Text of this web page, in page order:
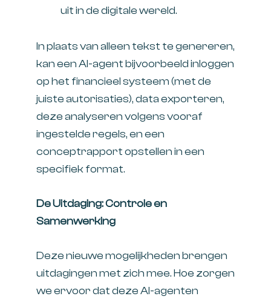
uit in de digitale wereld.
In plaats van alleen tekst te genereren,
kan een AI-agent bijvoorbeeld inloggen
op het financieel systeem (met de
juiste autorisaties), data exporteren,
deze analyseren volgens vooraf
ingestelde regels, en een
conceptrapport opstellen in een
specifiek format.
De Uitdaging: Controle en
Samenwerking
Deze nieuwe mogelijkheden brengen
uitdagingen met zich mee. Hoe zorgen
we ervoor dat deze AI-agenten